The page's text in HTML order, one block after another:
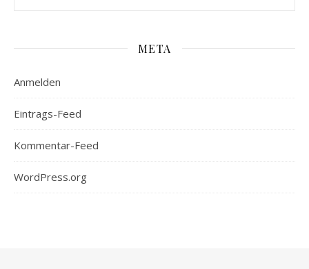
META
Anmelden
Eintrags-Feed
Kommentar-Feed
WordPress.org